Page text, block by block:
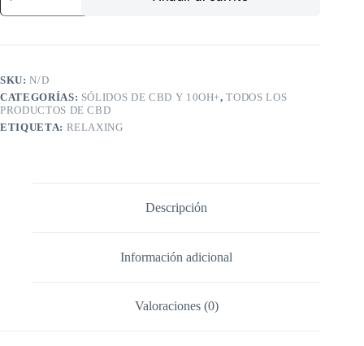
Premium
SKU:N/D
CATEGORÍAS: SÓLIDOS DE CBD Y 10OH+,TODOS LOS
PRODUCTOS DE CBD
ETIQUETA: RELAXING
Descripción
Información adicional
Valoraciones (0)